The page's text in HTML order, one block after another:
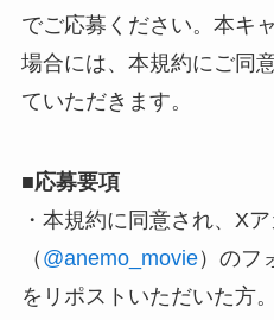
でご応募ください。本キ
場合には、本規約にご同
ていただきます。
■応募要項
・本規約に同意され、X
（ @anemo_movie）のフ
をリポストいただいた方。